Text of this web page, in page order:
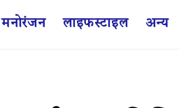
मनोरंजन लाइफस्टाइल अन्य